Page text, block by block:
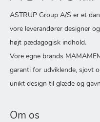
ASTRUP Group A/S er et
vore leverandører designer
højt pædagogisk indhold.
Vore egne brands
garanti for udviklende, sjovt
unikt design til glæde og
Om os